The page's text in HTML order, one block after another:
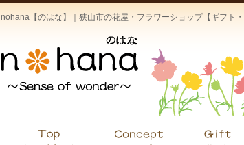
nohana【のはな】｜狭山市の花屋・フラワーショップ【ギフト